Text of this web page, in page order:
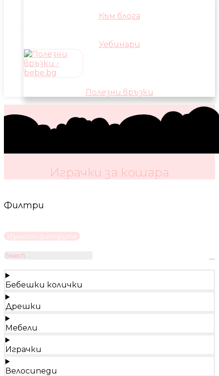
Към блога
Уебинари
Полезни връзки
Играчки за кошара
Филтри
Изчисти филтрите
Бебешки колички
Дрешки
Мебели
Играчки
Велосипеди